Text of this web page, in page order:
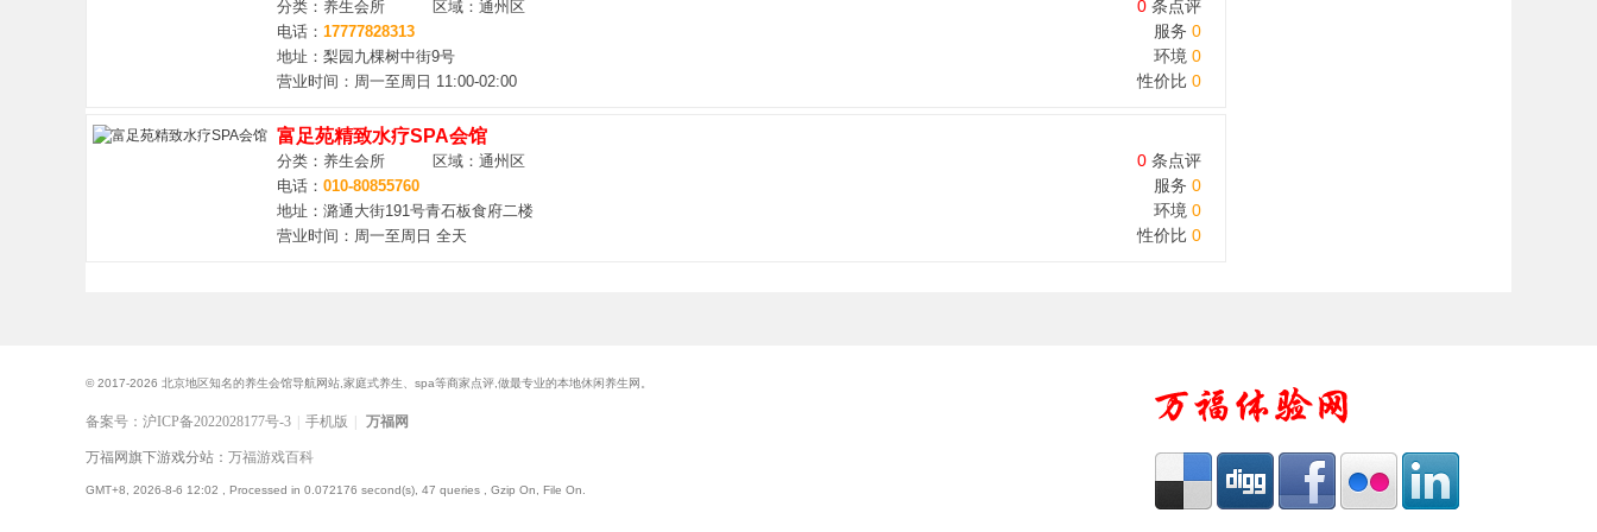
0 条点评
服务 0
环境 0
性价比 0
分类：养生会所 区域：通州区
电话： 17777828313
地址：梨园九棵树中街9号
营业时间：周一至周日 11:00-02:00
0 条点评
服务 0
环境 0
性价比 0
富足苑精致水疗SPA会馆
分类：养生会所 区域：通州区
电话： 010-80855760
地址：潞通大街191号青石板食府二楼
营业时间：周一至周日 全天
© 2017-2026 北京地区知名的养生会馆导航网站,家庭式养生、spa等商家点评,做最专业的本地休闲养生网。
备案号：沪ICP备2022028177号-3 手机版 万福网
万福网旗下游戏分站： 万福游戏百科
GMT+8, 2026-8-6 12:02 , Processed in 0.072176 second(s), 47 queries , Gzip On, File On.